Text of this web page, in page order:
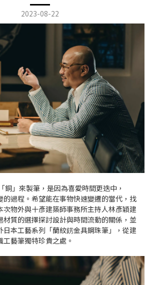
2023-08-22
銅」來製筆，是因為喜愛時間更迭中，
的過程。希望能在事物快速變遷的當代，找
次物外與十彥建築師事務所主持人林彥穎建
材質的選擇探討設計與時間流動的關係，並
日本工藝系列「蘭紋錺金具鋼珠筆」，從建
藝筆獨特珍貴之處。